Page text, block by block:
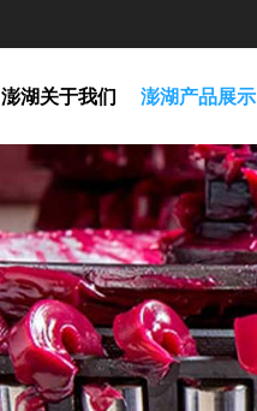
澎湖关于我们 澎湖产品展示